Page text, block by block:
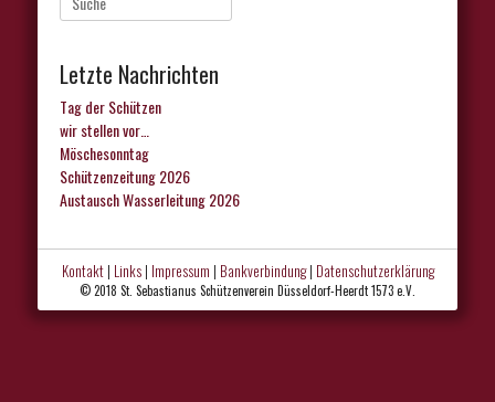
nach:
Letzte Nachrichten
Tag der Schützen
wir stellen vor…
Möschesonntag
Schützenzeitung 2026
Austausch Wasserleitung 2026
Kontakt| Links| Impressum | Bankverbindung| Datenschutzerklärung
© 2018 St. Sebastianus Schützenverein Düsseldorf-Heerdt 1573 e.V.